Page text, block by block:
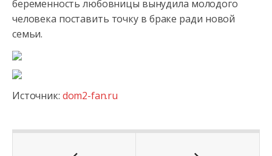
беременность любовницы вынудила молодого
человека поставить точку в браке ради новой
семьи.
Источник: dom2-fan.ru